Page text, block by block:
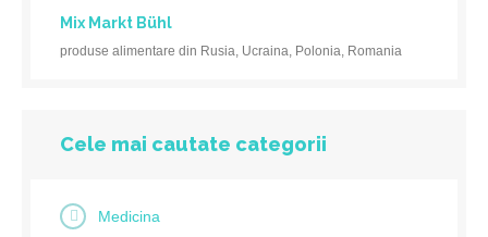
Mix Markt Bühl
produse alimentare din Rusia, Ucraina, Polonia, Romania
Cele mai cautate categorii
Medicina